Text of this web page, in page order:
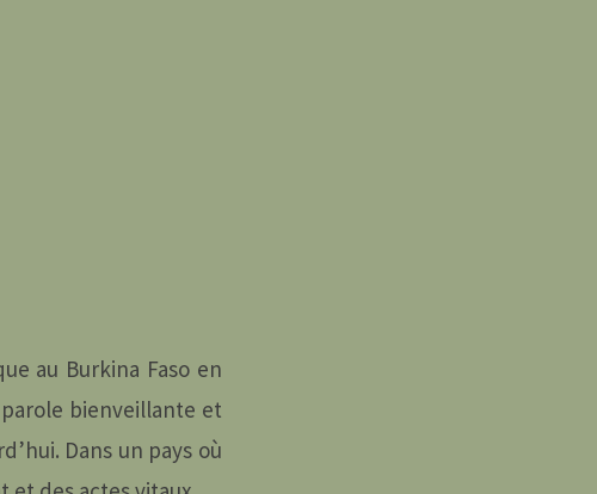
au Burkina Faso en
bienveillante et
Dans un pays où